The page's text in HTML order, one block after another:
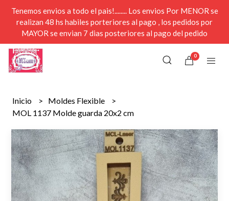
Tenemos envios a todo el pais!........ Los envios Por MENOR se
realizan 48 hs habiles porteriores al pago , los pedidos por
MAYOR se envian 7 dias posteriores al pago del pedido
0
Inicio
Moldes Flexible
MOL 1137 Molde guarda 20x2 cm